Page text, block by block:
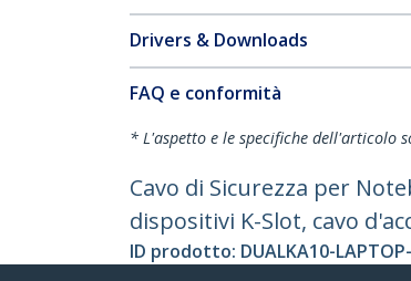
Drivers & Downloads
FAQ e conformità
* L'aspetto e le specifiche dell'articolo
Cavo di Sicurezza per
dispositivi K-Slot, cavo
ID prodotto: DUALKA10-